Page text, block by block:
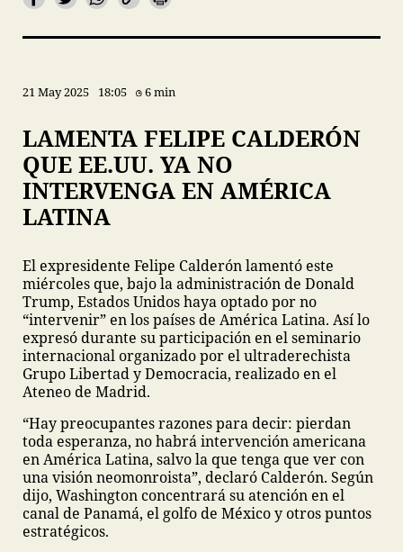
21 May 2025 18:05 6 min
LAMENTA FELIPE CALDERÓN
QUE EE.UU. YA NO
INTERVENGA EN AMÉRICA
LATINA
El expresidente Felipe Calderón lamentó este
miércoles que, bajo la administración de Donald
Trump, Estados Unidos haya optado por no
“intervenir” en los países de América Latina. Así lo
expresó durante su participación en el seminario
internacional organizado por el ultraderechista
Grupo Libertad y Democracia, realizado en el
Ateneo de Madrid.
“Hay preocupantes razones para decir: pierdan
toda esperanza, no habrá intervención americana
en América Latina, salvo la que tenga que ver con
una visión neomonroista”, declaró Calderón. Según
dijo, Washington concentrará su atención en el
canal de Panamá, el golfo de México y otros puntos
estratégicos.